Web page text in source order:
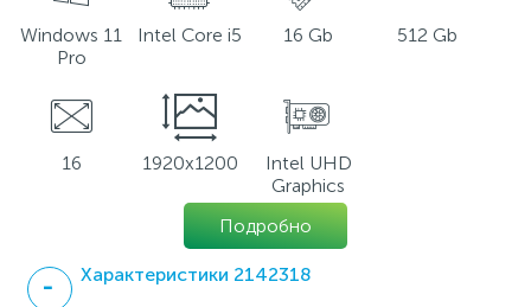
Windows 11
Pro
Intel Core i5 16 Gb 512 Gb
16 1920x1200
Intel UHD
Graphics
Подробно
Характеристики 2142318